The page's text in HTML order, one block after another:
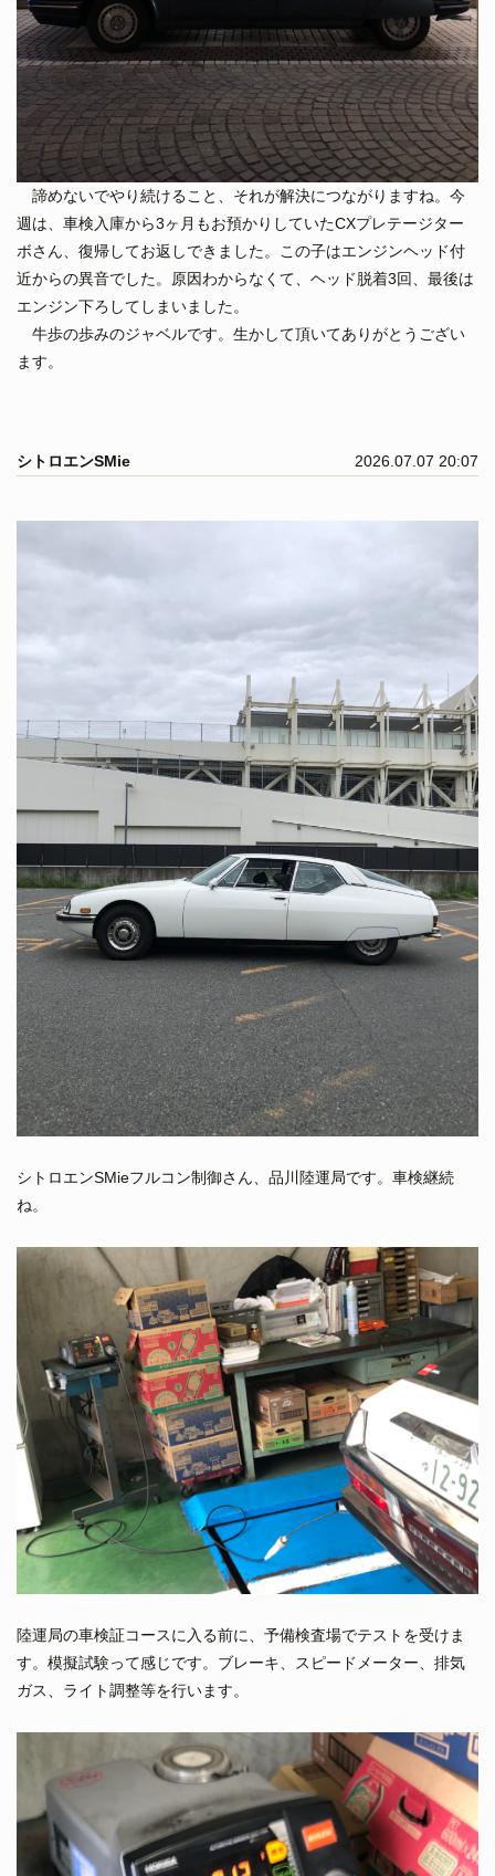
諦めないでやり続けること、それが解決につながりますね。今
週は、車検入庫から3ヶ月もお預かりしていたCXプレテージター
ボさん、復帰してお返しできました。この子はエンジンヘッド付
近からの異音でした。原因わからなくて、ヘッド脱着3回、最後は
エンジン下ろしてしまいました。
牛歩の歩みのジャベルです。生かして頂いてありがとうござい
ます。
シトロエンSMie 2026.07.07 20:07
シトロエンSMieフルコン制御さん、品川陸運局です。車検継続
ね。
陸運局の車検証コースに入る前に、予備検査場でテストを受けま
す。模擬試験って感じです。ブレーキ、スピードメーター、排気
ガス、ライト調整等を行います。